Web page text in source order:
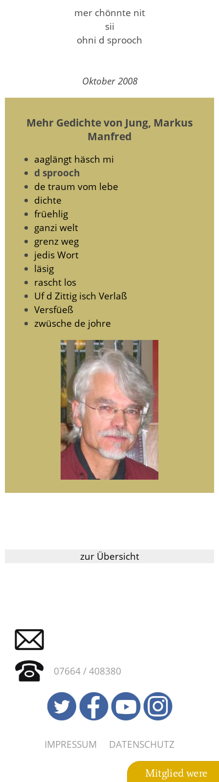
Mitglied were
mer chönnte nit
sii
ohni d sprooch
Oktober 2008
Mehr Gedichte von Jung, Markus
Manfred
aaglängt häsch mi
d sprooch
de traum vom lebe
dichte
früehlig
ganzi welt
grenz weg
jedis Wort
läsig
rascht los
Uf d Zittig isch Verlaß
Versfüeß
zwüsche de johre
zur Übersicht
07664 / 408380
IMPRESSUM DATENSCHUTZ